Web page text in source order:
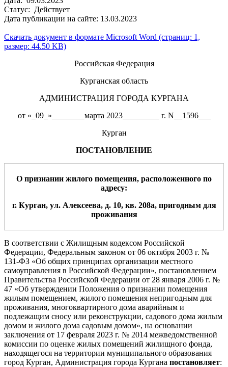
Статус: Действует
Дата публикации на сайте: 13.03.2023
Скачать документ в формате Microsoft Word (страниц: 1,
размер: 44.50 KB)
Российская Федерация
Курганская область
АДМИНИСТРАЦИЯ ГОРОДА КУРГАНА
от «_09_»________марта 2023_________ г. N__1596___
Курган
ПОСТАНОВЛЕНИЕ
О признании жилого помещения, расположенного по
адресу:
г. Курган, ул. Алексеева, д. 10, кв. 208а, пригоднымдля
проживания
В соответствии с Жилищным кодексом Российской
Федерации, Федеральным законом от 06 октября 2003 г. №
131-ФЗ «Об общих принципах организации местного
самоуправления в Российской Федерации», постановлением
Правительства Российской Федерации от 28 января 2006 г. №
47 «Об утверждении Положения о признании помещения
жилым помещением, жилого помещения непригодным для
проживания, многоквартирного дома аварийным и
подлежащим сносу или реконструкции, садового дома жилым
домом и жилого дома садовым домом», на основании
заключения от 17 февраля 2023 г. № 2014 межведомственной
комиссии по оценке жилых помещений жилищного фонда,
находящегося на территории муниципального образования
город Курган, Администрация города Кургана постановляет: